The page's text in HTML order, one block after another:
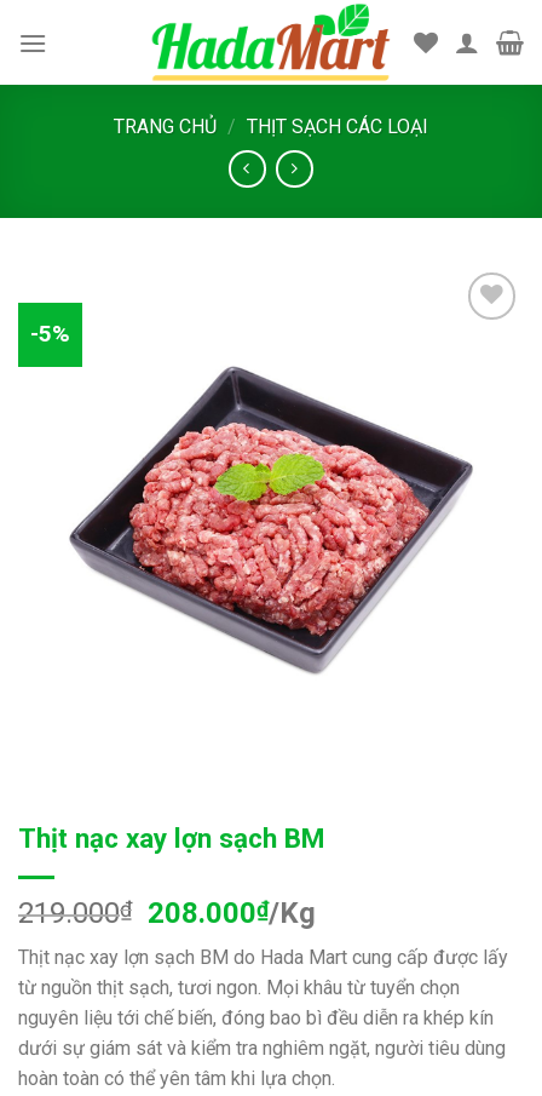
TRANG CHỦ / THỊT SẠCH CÁC LOẠI
-5%
Thịt nạc xay lợn sạch BM
219.000₫ 208.000₫/Kg
Thịt nạc xay lợn sạch BM do Hada Mart cung cấp được lấy
từ nguồn thịt sạch, tươi ngon. Mọi khâu từ tuyển chọn
nguyên liệu tới chế biến, đóng bao bì đều diễn ra khép kín
dưới sự giám sát và kiểm tra nghiêm ngặt, người tiêu dùng
hoàn toàn có thể yên tâm khi lựa chọn.